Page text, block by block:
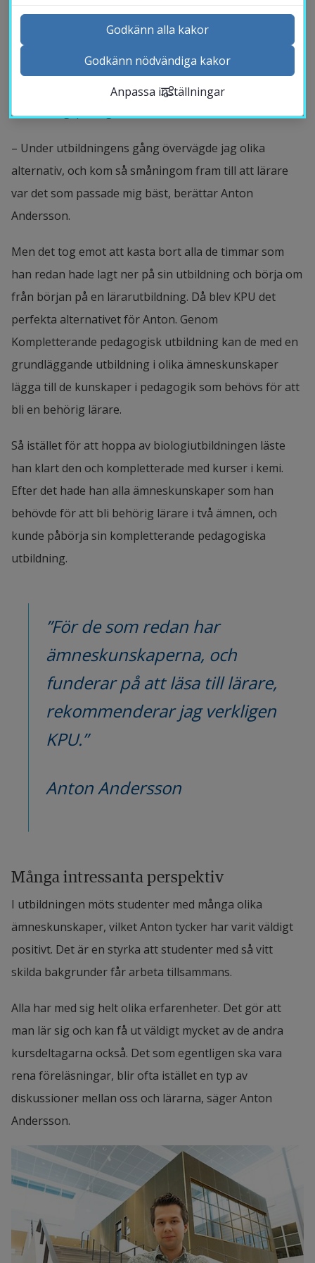
Det var när Anton studerade till biolog som tankarna
på att bli lärare började komma. Utbildningen kändes
inte helt rätt för honom, men han ville ändå fortsätta
med biologi på något sätt.
– Under utbildningens gång övervägde jag olika
alternativ, och kom så småningom fram till att lärare
var det som passade mig bäst, berättar Anton
Andersson.
Men det tog emot att kasta bort alla de timmar som
han redan hade lagt ner på sin utbildning och börja om
från början på en lärarutbildning. Då blev KPU det
perfekta alternativet för Anton. Genom
Kompletterande pedagogisk utbildning kan de med en
grundläggande utbildning i olika ämneskunskaper
lägga till de kunskaper i pedagogik som behövs för att
bli en behörig lärare.
Så istället för att hoppa av biologiutbildningen läste
han klart den och kompletterade med kurser i kemi.
Efter det hade han alla ämneskunskaper som han
behövde för att bli behörig lärare i två ämnen, och
kunde påbörja sin kompletterande pedagogiska
utbildning.
”För de som redan har
ämneskunskaperna, och
funderar på att läsa till lärare,
rekommenderar jag verkligen
KPU.”
Anton Andersson
Många intressanta perspektiv
I utbildningen möts studenter med många olika
ämneskunskaper, vilket Anton tycker har varit väldigt
positivt. Det är en styrka att studenter med så vitt
skilda bakgrunder får arbeta tillsammans.
Alla har med sig helt olika erfarenheter. Det gör att
man lär sig och kan få ut väldigt mycket av de andra
kursdeltagarna också. Det som egentligen ska vara
rena föreläsningar, blir ofta istället en typ av
diskussioner mellan oss och lärarna, säger Anton
Andersson.
Kontakta och besök oss
Kalender
Studentwebb
Medarbetarwebb Insidan
Godkänn alla kakor
Godkänn nödvändiga kakor
Anpassa inställningar